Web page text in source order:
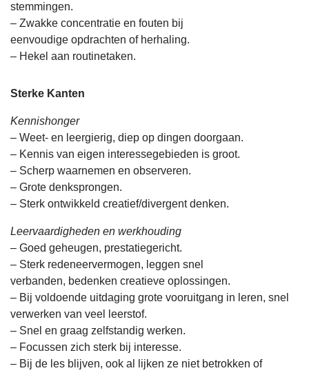
stemmingen.
– Zwakke concentratie en fouten bij
eenvoudige opdrachten of herhaling.
– Hekel aan routinetaken.
Sterke Kanten
Kennishonger
– Weet- en leergierig, diep op dingen doorgaan.
– Kennis van eigen interessegebieden is groot.
– Scherp waarnemen en observeren.
– Grote denksprongen.
– Sterk ontwikkeld creatief/divergent denken.
Leervaardigheden en werkhouding
– Goed geheugen, prestatiegericht.
– Sterk redeneervermogen, leggen snel
verbanden, bedenken creatieve oplossingen.
– Bij voldoende uitdaging grote vooruitgang in leren, snel
verwerken van veel leerstof.
– Snel en graag zelfstandig werken.
– Focussen zich sterk bij interesse.
– Bij de les blijven, ook al lijken ze niet betrokken of